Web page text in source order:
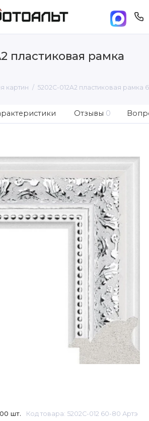
пластиковая рамка
картин 5202C-012A2 пластиковая рамка
Отзывы 0
шт. Код товара: 5202C-012 60-80 Артэ